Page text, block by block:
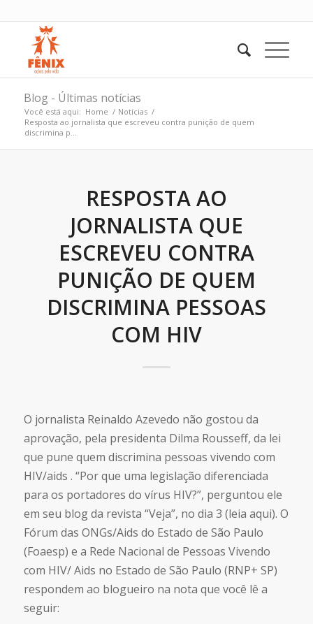
Blog - Últimas notícias
Você está aqui: Home / Notícias /
Resposta ao jornalista que escreveu contra punição de quem
discrimina p...
RESPOSTA AO
JORNALISTA QUE
ESCREVEU CONTRA
PUNIÇÃO DE QUEM
DISCRIMINA PESSOAS
COM HIV
O jornalista Reinaldo Azevedo não gostou da
aprovação, pela presidenta Dilma Rousseff, da lei
que pune quem discrimina pessoas vivendo com
HIV/aids . “Por que uma legislação diferenciada
para os portadores do vírus HIV?”, perguntou ele
em seu blog da revista “Veja”, no dia 3 (leia aqui). O
Fórum das ONGs/Aids do Estado de São Paulo
(Foaesp) e a Rede Nacional de Pessoas Vivendo
com HIV/ Aids no Estado de São Paulo (RNP+ SP)
respondem ao blogueiro na nota que você lê a
seguir: